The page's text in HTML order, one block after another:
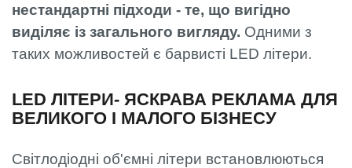
нестандартні підходи - те, що вигідно
виділяє із загального вигляду. Одними з
таких можливостей є барвисті LED літери.
LED ЛІТЕРИ- ЯСКРАВА РЕКЛАМА ДЛЯ
ВЕЛИКОГО І МАЛОГО БІЗНЕСУ
Світлодіодні об'ємні літери встановлюються